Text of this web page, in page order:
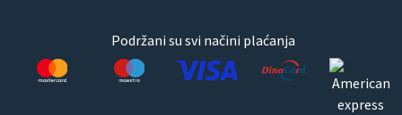
Podržani su svi načini plaćanja